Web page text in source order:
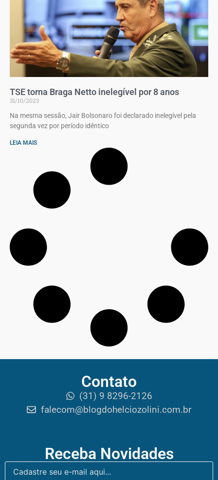
TSE torna Braga Netto inelegível por 8 anos
31/10/2023
Na mesma sessão, Jair Bolsonaro foi declarado inelegível pela
segunda vez por período idêntico
LEIA MAIS
Contato
(31) 9 8296-2126
falecom@blogdohelciozolini.com.br
Receba Novidades